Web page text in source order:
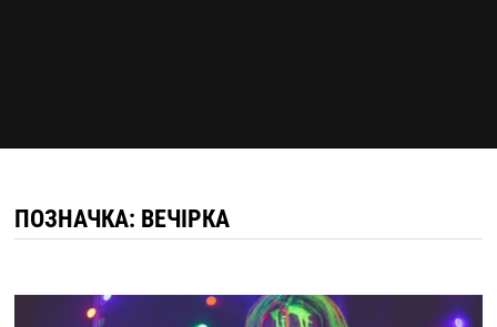
ПОЗНАЧКА: ВЕЧІРКА